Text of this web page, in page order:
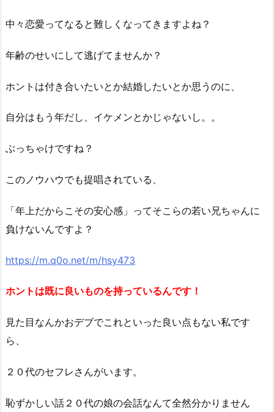
中々恋愛ってなると難しくなってきますよね？
年齢のせいにして逃げてませんか？
ホントは付き合いたいとか結婚したいとか思うのに、
自分はもう年だし、イケメンとかじゃないし。。
ぶっちゃけですね？
このノウハウでも提唱されている、
「年上だからこその安心感」ってそこらの若い兄ちゃんに
負けないんですよ？
https://m.q0o.net/m/hsy473
ホントは既に良いものを持っているんです！
見た目なんかおデブでこれといった良い点もない私です
ら、
２０代のセフレさんがいます。
恥ずかしい話２０代の娘の会話なんて全然分かりません